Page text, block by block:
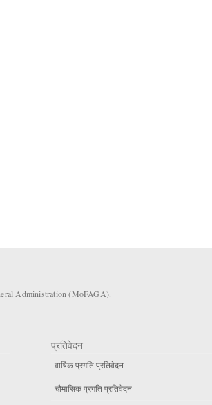
Administration (MoFAGA).
प्रतिवेदन
वार्षिक प्रगति प्रतिवेदन
चौमासिक प्रगति प्रतिवेदन